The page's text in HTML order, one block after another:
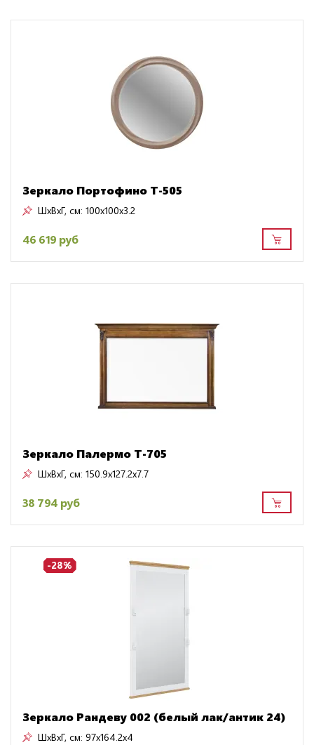
Зеркало Портофино Т-505
ШxВxГ, см: 100x100x3.2
46 619 руб
Зеркало Палермо Т-705
ШxВxГ, см: 150.9x127.2x7.7
38 794 руб
-28%
Зеркало Рандеву 002 (белый лак/антик 24)
ШxВxГ, см: 97x164.2x4